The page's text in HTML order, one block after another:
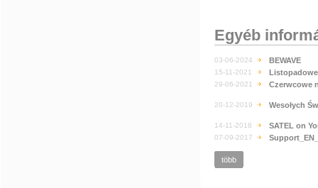
Egyéb
03-06-2024 BEWAVE
15-11-2021
29-06-2021 Czerwcowe
20-12-2019 Wesołych
14-11-2018 SATEL on
07-09-2017
több